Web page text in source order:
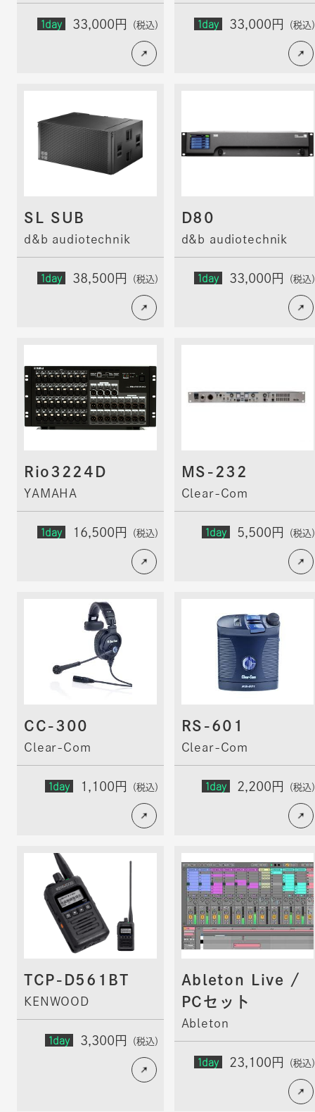
1day 33,000円 （税込） 1day 33,000円 （税込
SL SUB
d&b audiotechnik
1day 38,500円 （税込）
D80
d&b audiotechnik
1day 33,000円 （税込
Rio3224D
YAMAHA
1day 16,500円 （税込）
MS-232
Clear-Com
1day 5,500円 （税込
CC-300
Clear-Com
1day 1,100円 （税込）
RS-601
Clear-Com
1day 2,200円 （税込
TCP-D561BT
KENWOOD
1day 3,300円 （税込）
Ableton Live /
PCセット
Ableton
1day 23,100円 （税込